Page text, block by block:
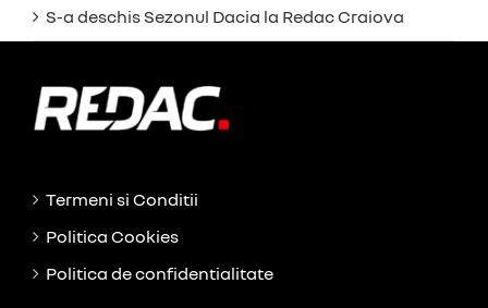
S-a deschis Sezonul Dacia la Redac Craiova
Termeni si Conditii
Politica Cookies
Politica de confidentialitate